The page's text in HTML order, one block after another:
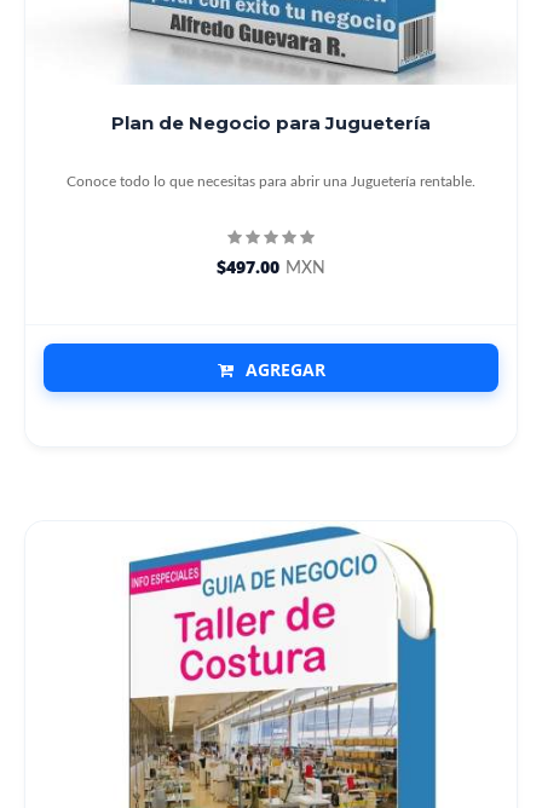
Plan de Negocio para Juguetería
Conoce todo lo que necesitas para abrir una Juguetería rentable.
$497.00 MXN
AGREGAR